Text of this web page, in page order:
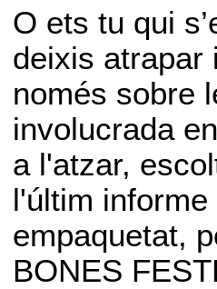
O ets tu qui
deixis atrapar
només sobre
involucrada
a l'atzar,
l'últim
empaquetat,
BONES